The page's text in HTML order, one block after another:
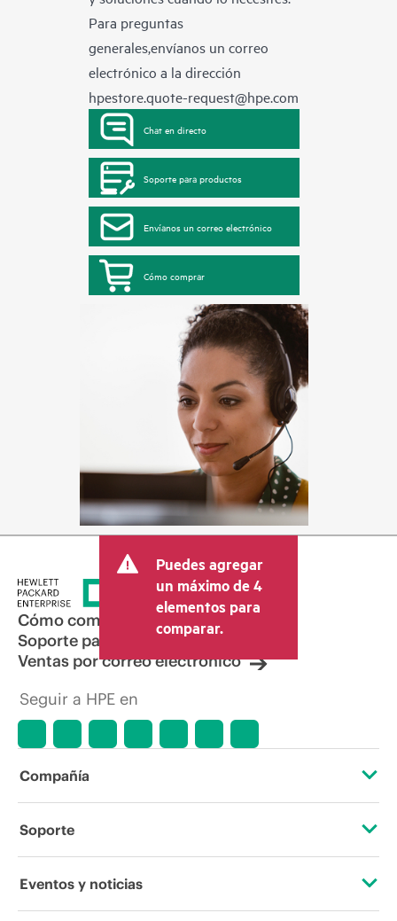
Para preguntas
generales,envíanos un correo
electrónico a la dirección
hpestore.quote-request@hpe.com
Chat en directo
Soporte para productos
Envíanos un correo electrónico
Cómo comprar
Puedes agregar
un máximo de 4
elementos para
comparar.
Cómo comprar
Soporte para productos
Ventas por correo electrónico
Seguir a HPE en
Compañía
Acerca de HPE
Soporte
Servicios de soporte operativo
Eventos y noticias